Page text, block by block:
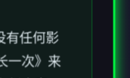
新内容，
话的变化